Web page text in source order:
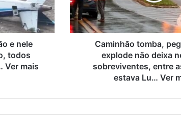
e nele
todos
Ver mais
Caminhão tomba,
explode não deixa
sobreviventes, entre
estava Lu… Ver